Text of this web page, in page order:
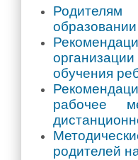
Вопрос/Ответ
Ответы на часто
Новости
Ученикам
Классы и классные
Расписание занятий
Учебная работа
образовании
обучения
рабочее
родителей